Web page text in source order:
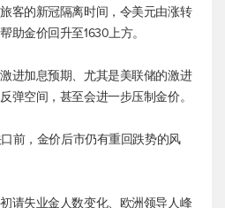
客的新冠隔离时间，令美元由涨转
助金价回升至1630上方。
进加息预期、尤其是美联储的激进
弹空间，甚至会进一步压制金价。
前，金价后市仍有重回跌势的风
请失业金人数变化、欧洲领导人峰